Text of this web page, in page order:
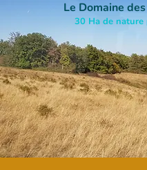
Le Domaine
30 Ha de nature